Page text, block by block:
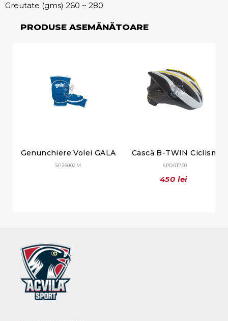
Greutate (gms) 260 ~ 280
PRODUSE ASEMĂNĂTOARE
Genunchiere Volei GALA
SP26002M
Cască B-TWIN Ciclism
SPORT700
450 lei